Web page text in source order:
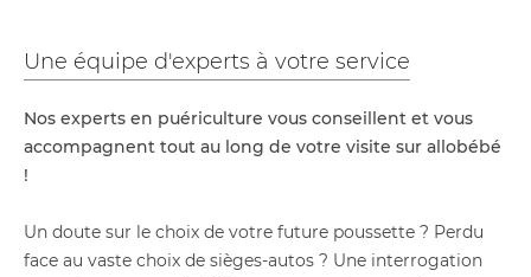
Une équipe d'experts à votre service
Nos experts en puériculture vous conseillent et vous
accompagnent tout au long de votre visite sur allobébé
!
Un doute sur le choix de votre future poussette ? Perdu
face au vaste choix de sièges-autos ? Une interrogation